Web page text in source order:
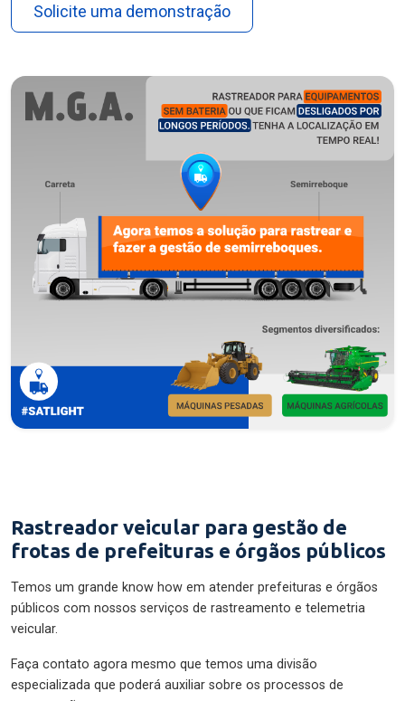
Solicite uma demonstração
Rastreador veicular para gestão de
frotas de prefeituras e órgãos públicos
Temos um grande know how em atender prefeituras e órgãos
públicos com nossos serviços de rastreamento e telemetria
veicular.
Faça contato agora mesmo que temos uma divisão
especializada que poderá auxiliar sobre os processos de